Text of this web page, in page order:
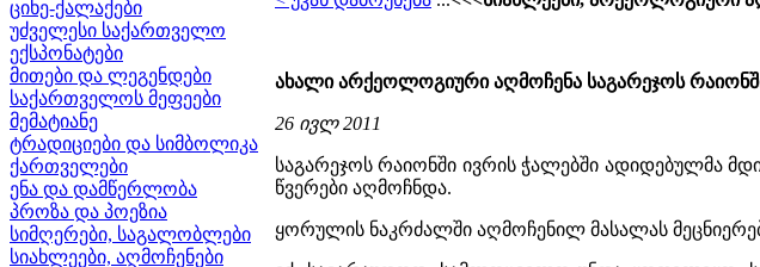
ციხე-ქალაქები
უძველესი საქართველო
ექსპონატები
მითები და ლეგენდები
საქართველოს მეფეები
მემატიანე
ტრადიციები და სიმბოლიკა
ქართველები
ენა და დამწერლობა
პროზა და პოეზია
სიმღერები, საგალობლები
სიახლეები, აღმოჩენები
ახალი არქეოლოგიური აღმოჩენა საგარეჯოს
26 ივლ 2011
საგარეჯოს რაიონში ივრის ჭალებში ადიდებულმა
წვერები აღმოჩნდა.
ყორულის ნაკრძალში აღმოჩენილ მასალას